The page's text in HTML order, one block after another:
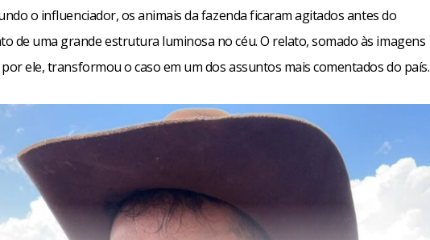
o influenciador, os animais da fazenda ficaram agitados antes do
de uma grande estrutura luminosa no céu. O relato, somado às imagens
ele, transformou o caso em um dos assuntos mais comentados do país.